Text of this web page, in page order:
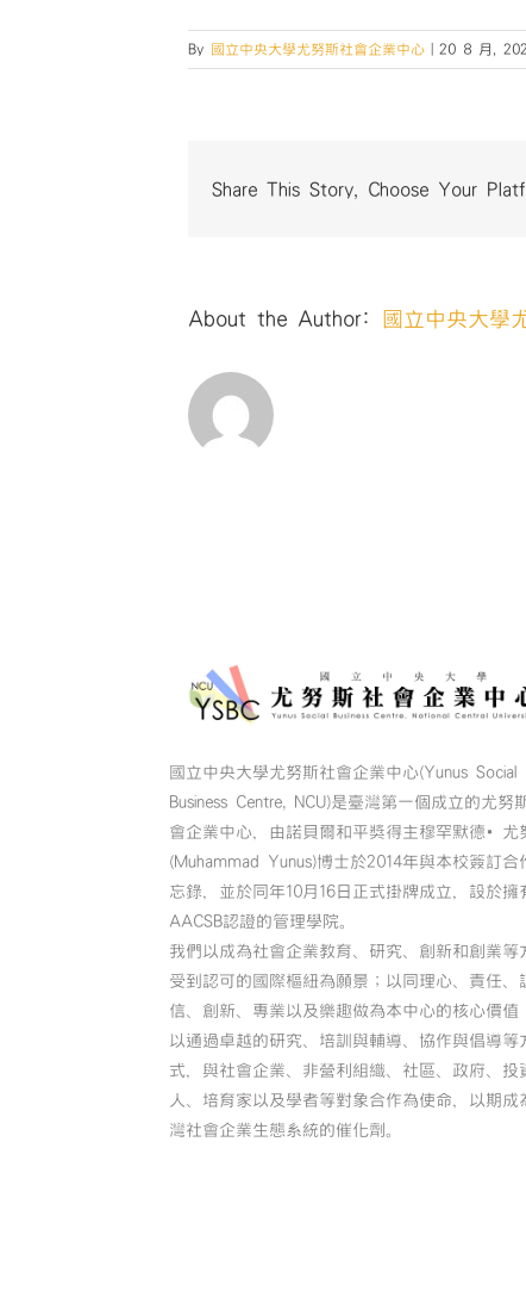
By 國立中央大學尤努斯社會企業中心 20 8 月,
Share This Story, Choose Your
About the Author: 國立中央大學
國立中央大學尤努斯社會企業中心(Yunus Social
Business Centre, NCU)是臺灣第一個成立的尤努
會企業中心，由諾貝爾和平獎得主穆罕默德•尤
(Muhammad Yunus)博士於2014年與本校簽訂合
忘錄，並於同年10月16日正式掛牌成立，設於擁
AACSB認證的管理學院。
我們以成為社會企業教育、研究、創新和創業等
受到認可的國際樞紐為願景；以同理心、責任、
信、創新、專業以及樂趣做為本中心的核心價值
以通過卓越的研究、培訓與輔導、協作與倡導等
式，與社會企業、非營利組織、社區、政府、投
人、培育家以及學者等對象合作為使命，以期成
灣社會企業生態系統的催化劑。